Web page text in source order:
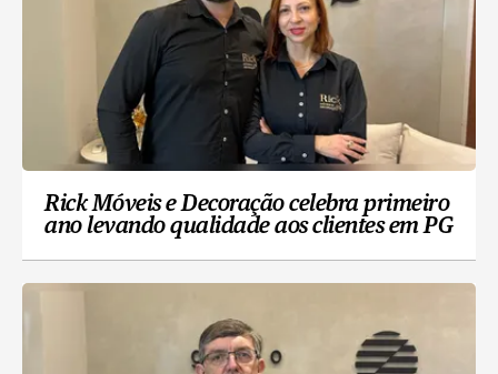
Rick Móveis e Decoração celebra primeiro
ano levando qualidade aos clientes em PG